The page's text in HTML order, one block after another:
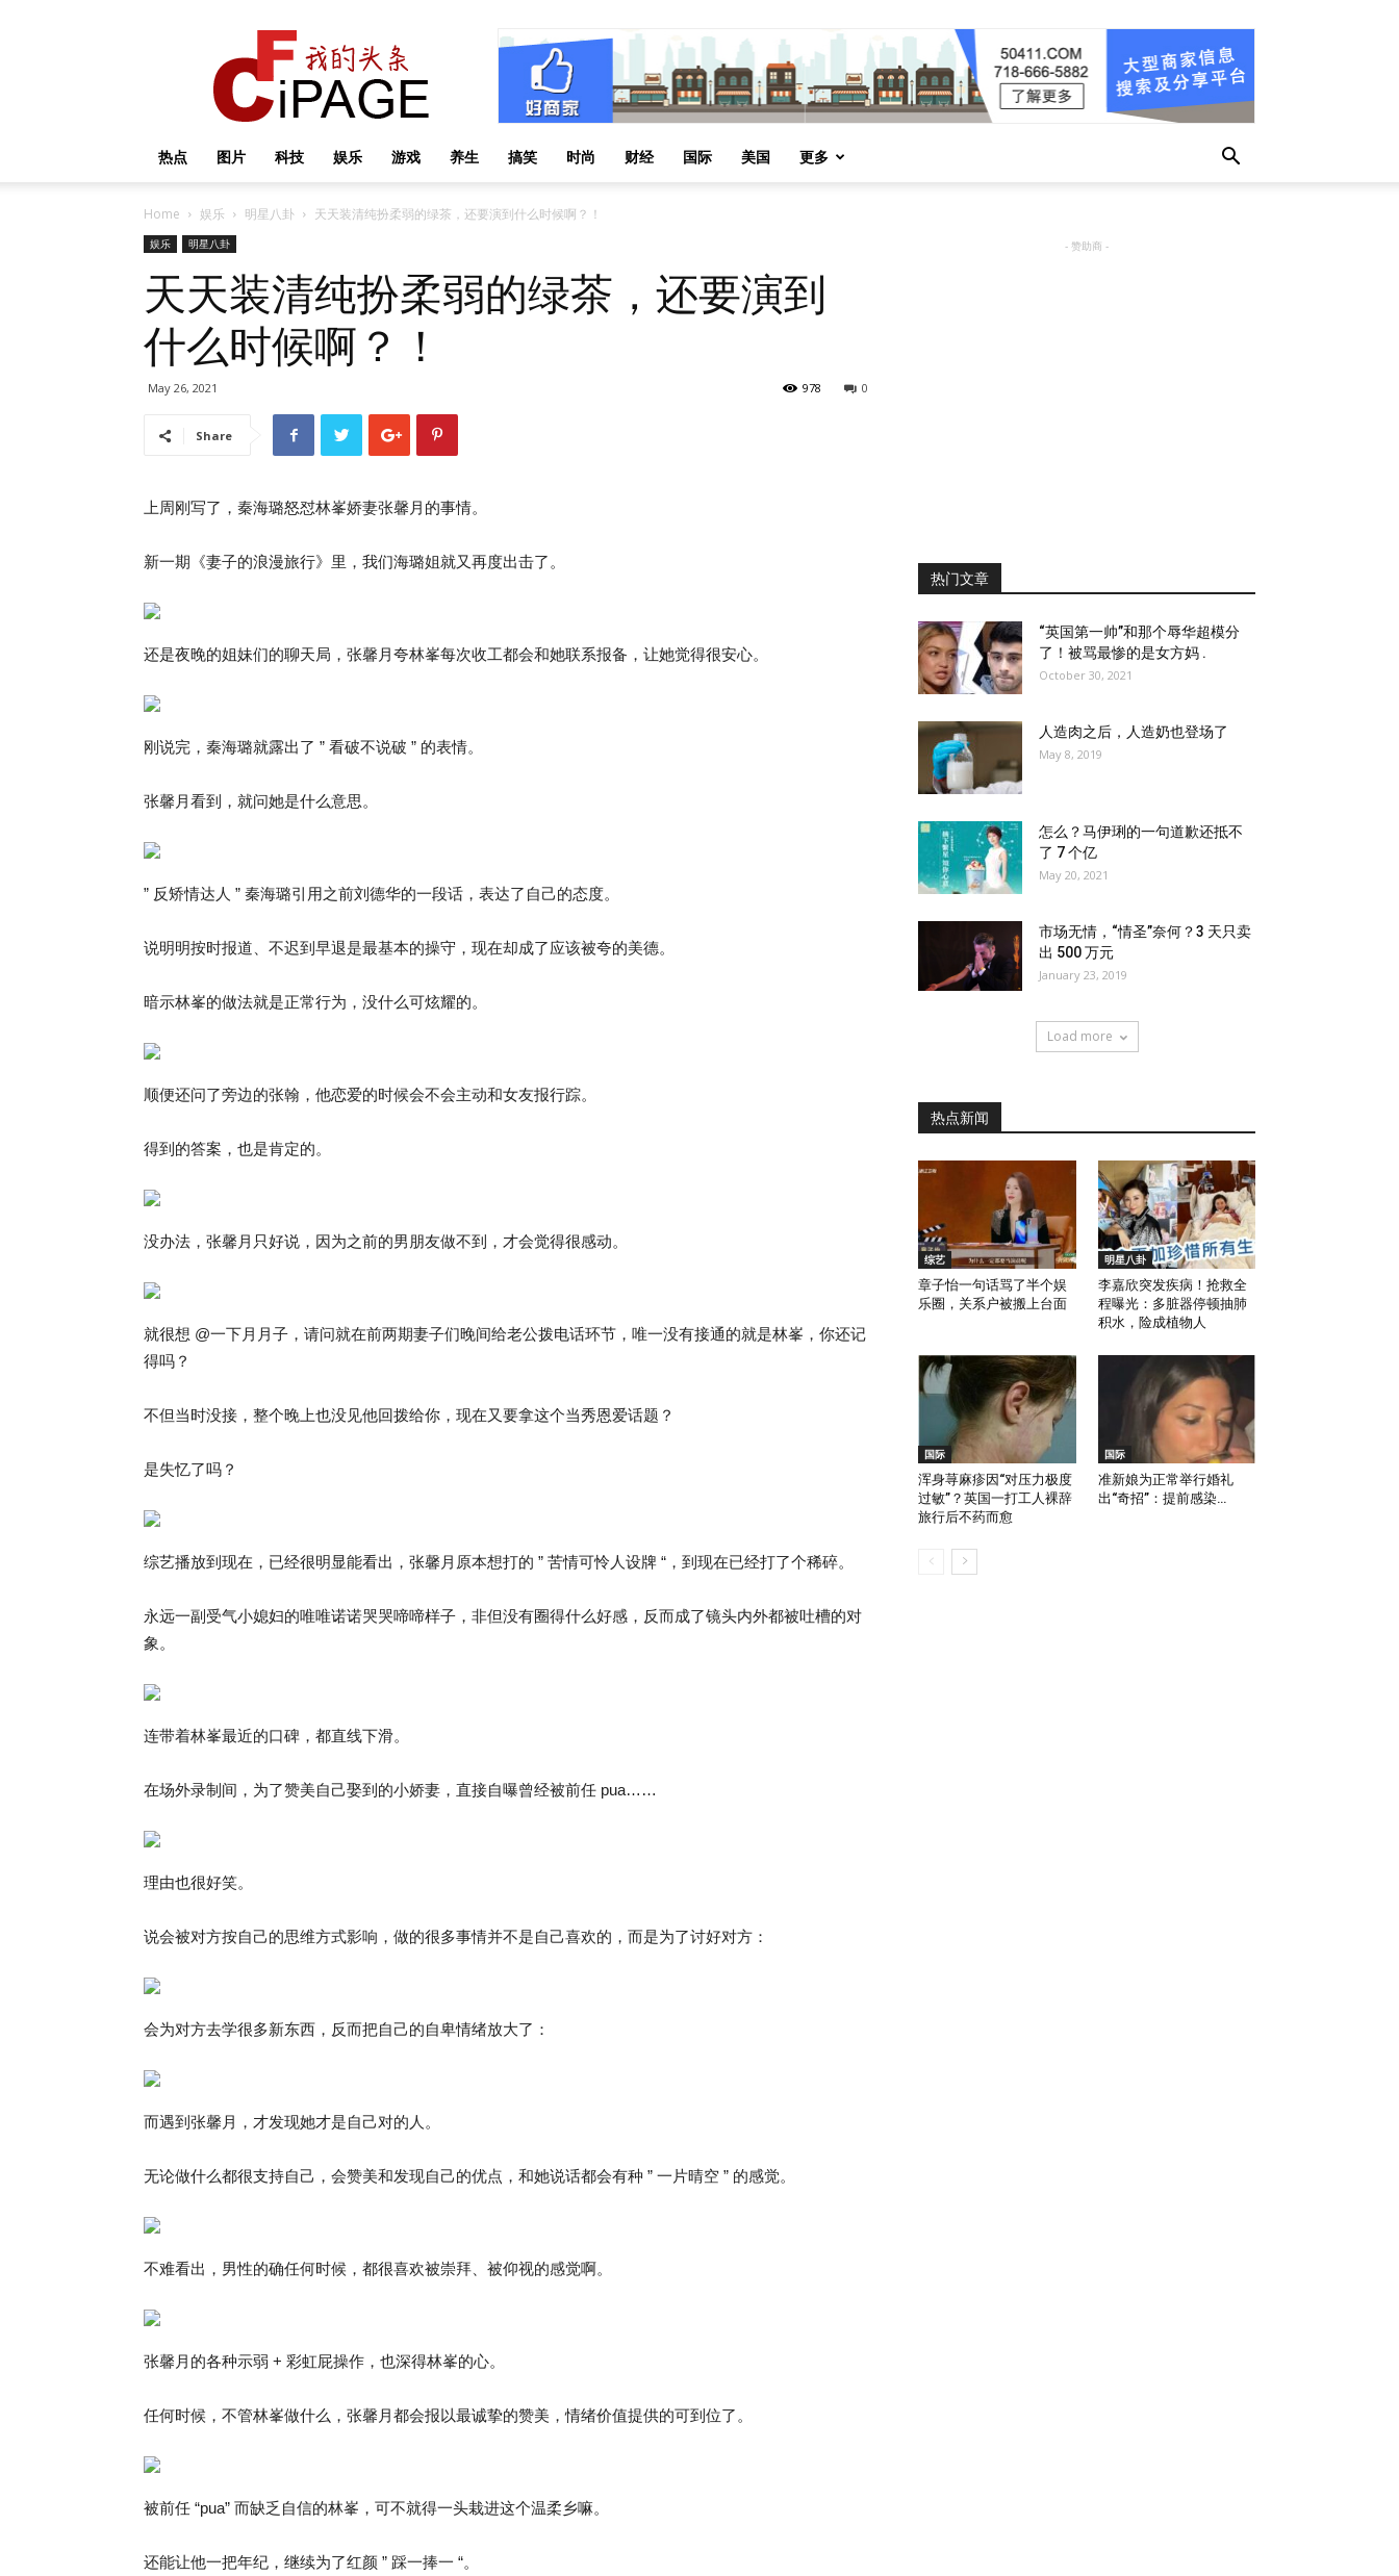
热点 图片 科技 娱乐 游戏 养生 搞笑 时尚 财经 国际 美国 更多
Home 娱乐 明星八卦 天天装清纯扮柔弱的绿茶，还要演到什么时候啊？！
娱乐 明星八卦
天天装清纯扮柔弱的绿茶，还要演到
什么时候啊？！
May 26, 2021 0
978
Share
上周刚写了，秦海璐怒怼林峯娇妻张馨月的事情。
新一期《妻子的浪漫旅行》里，我们海璐姐就又再度出击了。
还是夜晚的姐妹们的聊天局，张馨月夸林峯每次收工都会和她联系报备，让她觉得很安心。
刚说完，秦海璐就露出了 ” 看破不说破 ” 的表情。
张馨月看到，就问她是什么意思。
” 反矫情达人 ” 秦海璐引用之前刘德华的一段话，表达了自己的态度。
说明明按时报道、不迟到早退是最基本的操守，现在却成了应该被夸的美德。
暗示林峯的做法就是正常行为，没什么可炫耀的。
顺便还问了旁边的张翰，他恋爱的时候会不会主动和女友报行踪。
得到的答案，也是肯定的。
没办法，张馨月只好说，因为之前的男朋友做不到，才会觉得很感动。
就很想 @一下月月子，请问就在前两期妻子们晚间给老公拨电话环节，唯一没有接通的就是林峯，你还记
得吗？
不但当时没接，整个晚上也没见他回拨给你，现在又要拿这个当秀恩爱话题？
是失忆了吗？
综艺播放到现在，已经很明显能看出，张馨月原本想打的 ” 苦情可怜人设牌 “，到现在已经打了个稀碎。
永远一副受气小媳妇的唯唯诺诺哭哭啼啼样子，非但没有圈得什么好感，反而成了镜头内外都被吐槽的对
象。
连带着林峯最近的口碑，都直线下滑。
在场外录制间，为了赞美自己娶到的小娇妻，直接自曝曾经被前任 pua……
理由也很好笑。
说会被对方按自己的思维方式影响，做的很多事情并不是自己喜欢的，而是为了讨好对方：
会为对方去学很多新东西，反而把自己的自卑情绪放大了：
而遇到张馨月，才发现她才是自己对的人。
无论做什么都很支持自己，会赞美和发现自己的优点，和她说话都会有种 ” 一片晴空 ” 的感觉。
不难看出，男性的确任何时候，都很喜欢被崇拜、被仰视的感觉啊。
张馨月的各种示弱 + 彩虹屁操作，也深得林峯的心。
任何时候，不管林峯做什么，张馨月都会报以最诚挚的赞美，情绪价值提供的可到位了。
被前任 “pua” 而缺乏自信的林峯，可不就得一头栽进这个温柔乡嘛。
还能让他一把年纪，继续为了红颜 ” 踩一捧一 “。
- 赞助商 -
热门文章
“英国第一帅”和那个辱华超模分
了！被骂最惨的是女方妈 .
October 30, 2021
人造肉之后，人造奶也登场了
May 8, 2019
怎么？马伊琍的一句道歉还抵不
了 7 个亿
May 20, 2021
市场无情，“情圣”奈何？3 天只卖
出 500 万元
January 23, 2019
Load more
热点新闻
综艺
章子怡一句话骂了半个娱
乐圈，关系户被搬上台面
明星八卦
李嘉欣突发疾病！抢救全
程曝光：多脏器停顿抽肺
积水，险成植物人
国际
浑身荨麻疹因“对压力极度
过敏”？英国一打工人裸辞
旅行后不药而愈
国际
准新娘为正常举行婚礼
出“奇招”：提前感染…